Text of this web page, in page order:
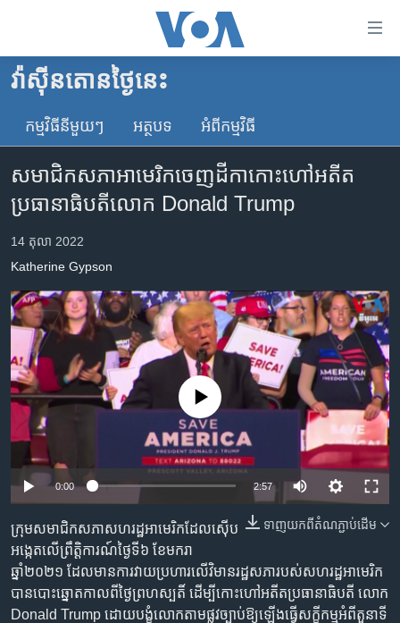
គេហទំព័រ​
ទាក់ទង
និង​
ចូល​
ទំព័រ​
ម្តង
រំលង​
និង​
ចូល​
ទៅ​
ទំព័រ​
រចនា
សម្ព័ន្ធ​
រំលង​
និង​
ចូល​
កាន់​
ទំព័រ​
ស្វែង​
រក
កម្ពុជា
អន្តរជាតិ
កម្ពុជាច្នៃប្រតិដ្ឋ
ទូរទស្សន៍ / វីដេអូ​
វិទ្យុ / ផតខាសថ៍
កម្មវិធីទាំងអស់
Khmer English
បណ្តាញ​សង្គម
ភាសា
វ៉ាស៊ីនតោន​ថ្ងៃ​នេះ
កម្មវិធី​នីមួយៗ អត្ថបទ​ អំពី​កម្មវិធី​
សមាជិក​សភា​អាមេរិក​ចេញ​ដីកា​កោះហៅ​អតីត
ប្រធានាធិបតី​លោក Donald Trump
14 តុលា 2022
Katherine Gypson
No media source currently available
0:00 2:57
ទាញ​យក​ពី​តំណភ្ជាប់​ដើម
​ក្រុមសមាជិក​សភា​សហរដ្ឋ​អាមេរិក​ដែល​ស៊ើប​
អង្កេត​លើ​ព្រឹត្តិការណ៍​ថ្ងៃទី៦ ខែមករា
ឆ្នាំ២០២១​ ដែល​មាន​ការ​វាយប្រហារ​លើ​វិមានរដ្ឋសភា​​របស់​សហរដ្ឋអាមេរិក​
បាន​បោះឆ្នោត​កាលពីថ្ងៃព្រហស្បតិ៍ ដើម្បី​កោះហៅ​អតីត​ប្រធានាធិបតី​ លោក
Donald Trump ដោយបង្ខំ​លោក​តាម​ផ្លូវ​ច្បាប់​ឱ្យ​ឡើង​ធ្វើ​សក្ខីកម្ម​អំពី​តួនាទី​